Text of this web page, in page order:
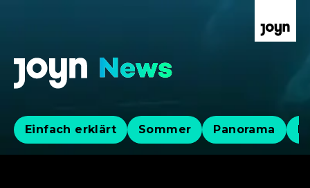
Einfach erklärt Sommer Panorama